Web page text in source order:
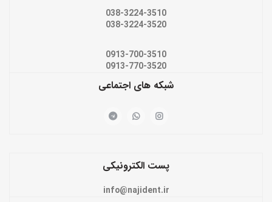
038-3224-3510
038-3224-3520
0913-700-3510
0913-770-3520
شبکه های اجتماعی
پست الکترونیکی
info@najident.ir